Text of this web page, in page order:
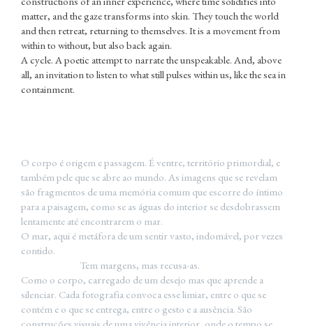
matter, and the gaze transforms into skin. They touch the world
and then retreat, returning to themselves. It is a movement from
within to without, but also back again.
A cycle. A poetic attempt to narrate the unspeakable. And, above
all, an invitation to listen to what still pulses within us, like the sea in
containment.
O corpo é origem e passagem. É ventre, território primordial, e
também pele que se abre ao mundo. As imagens que se revelam
são fragmentos de uma memória comum que escorre do íntimo
para a paisagem, como se as águas do interior se desdobrassem
lentamente até encontrarem o mar.
O mar, aqui é metáfora de um sentir vasto, indomável, por vezes
contido.
Tem margens, mas recusa-as.
Como o corpo, carregado de um desejo mas que aprende a
silenciar. Cada fotografia convoca esse limiar, entre o que se
contém e o que se entrega, entre o gesto e a ausência. São